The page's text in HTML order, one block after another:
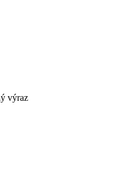
výraz